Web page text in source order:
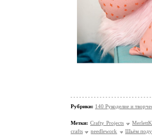
Рубрики: 140 Рукоделие и
Метки: Crafty Projects
crafts
needlework
Шьём